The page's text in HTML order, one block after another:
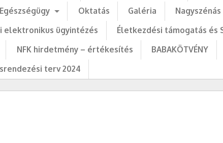
Egészségügy Oktatás Galéria Nagyszénás
elektronikus ügyintézés Életkezdési támogatás és
NFK hirdetmény – értékesítés BABAKÖTVÉNY
terv 2024